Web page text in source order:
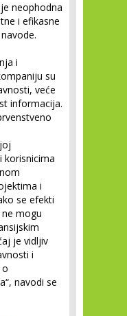
neophodna
i efikasne
i
su
veće
informacija.
korisnicima
i
se efekti
mogu
je vidljiv
i
navodi se